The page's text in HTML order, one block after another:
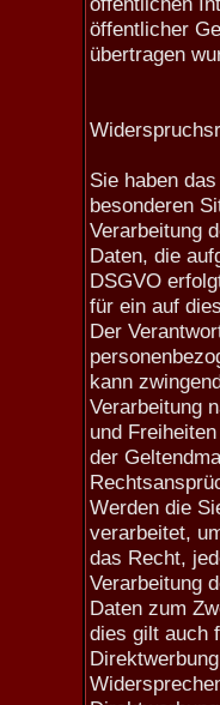
öffentlicher
übertragen
Sie haben
besonderen
Verarbeitung
Daten, die
DSGVO
für ein auf
Der
kann
Verarbeitung
und
der
Werden die
verarbeitet,
das Recht,
Verarbeitung
Daten zum
dies gilt auch